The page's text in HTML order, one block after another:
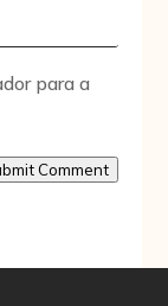
para a
Comment